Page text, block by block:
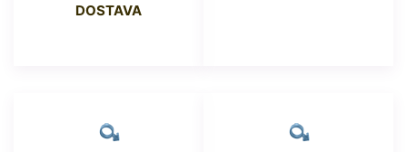
DOSTAVA